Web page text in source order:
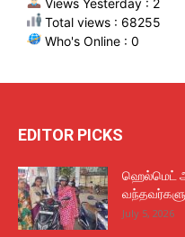
Total views : 68255
Who's Online : 0
EDITOR PICKS
ஹெல்மெட்
July 5, 2026